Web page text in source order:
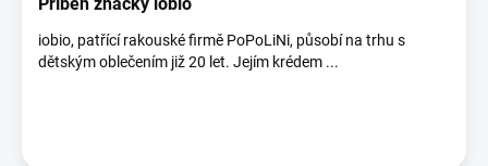
iobio, patřící rakouské firmě PoPoLiNi, působí na trhu s
dětským oblečením již 20 let. Jejím krédem ...